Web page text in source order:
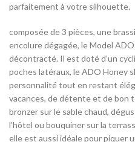
parfaitement à votre silhouette.
composée de 3 pièces, une
encolure dégagée, le Model
décontracté. Il est doté d’un
poches latéraux, le ADO Honey
personnalité tout en restant
vacances, de détente et de bon
bronzer sur le sable chaud,
l’hôtel ou bouquiner sur la
elle est aussi idéale pour piquer